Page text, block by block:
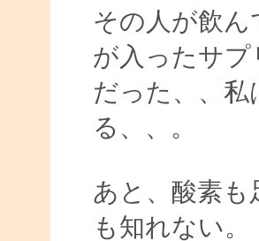
その人が飲
が入ったサプ
だった、、
る、、。
あと、酸素
も知れない。